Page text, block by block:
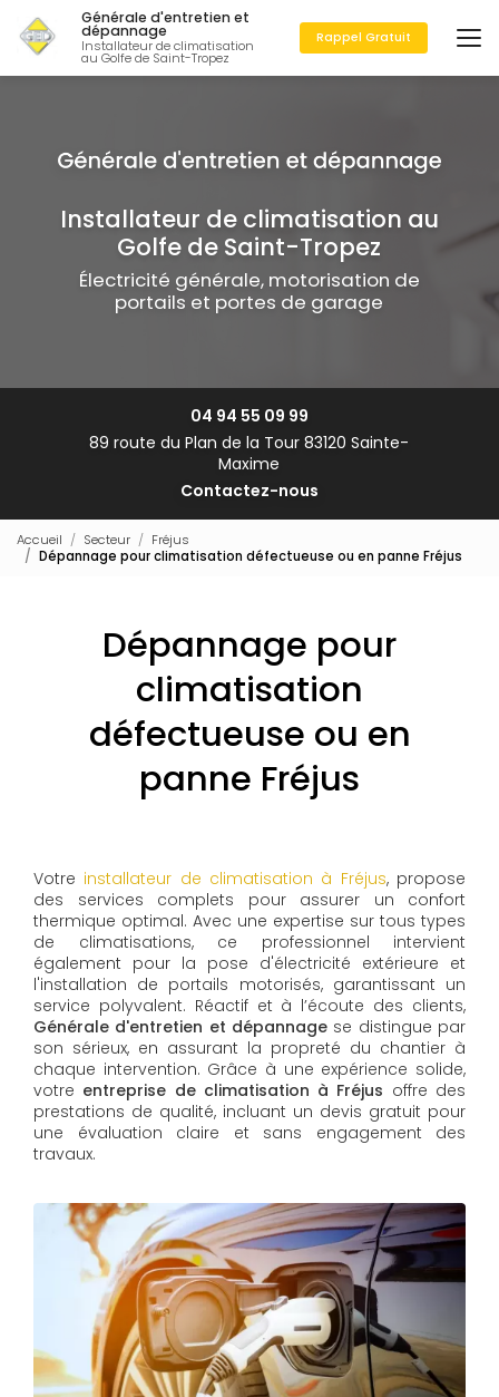
au
contenu
principal
Générale d'entretien et
dépannage
Installateur de climatisation
au Golfe de Saint-Tropez
Rappel Gratuit
Installateur de climatisation au
Golfe de Saint-Tropez
Électricité générale, motorisation de
portails et portes de garage
04 94 55 09 99
89 route du Plan de la Tour 83120 Sainte-
Maxime
Contactez-nous
Accueil Secteur
Fréjus
Dépannage pour climatisation défectueuse ou en panne Fréjus
Dépannage pour
climatisation
défectueuse ou en
panne Fréjus
Votre installateur de climatisation à Fréjus, propose
des services complets pour assurer un confort
thermique optimal. Avec une expertise sur tous types
de climatisations, ce professionnel intervient
également pour la pose d'électricité extérieure et
l'installation de portails motorisés, garantissant un
service polyvalent. Réactif et à l’écoute des clients,
Générale d'entretien et dépannage se distingue par
son sérieux, en assurant la propreté du chantier à
chaque intervention. Grâce à une expérience solide,
votre entreprise de climatisation à Fréjus offre des
prestations de qualité, incluant un devis gratuit pour
une évaluation claire et sans engagement des
travaux.